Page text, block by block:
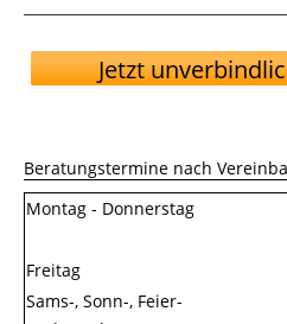
Jetzt
Beratungstermine nach
Montag - Donnerstag
Freitag
Sams-, Sonn-, Feier-